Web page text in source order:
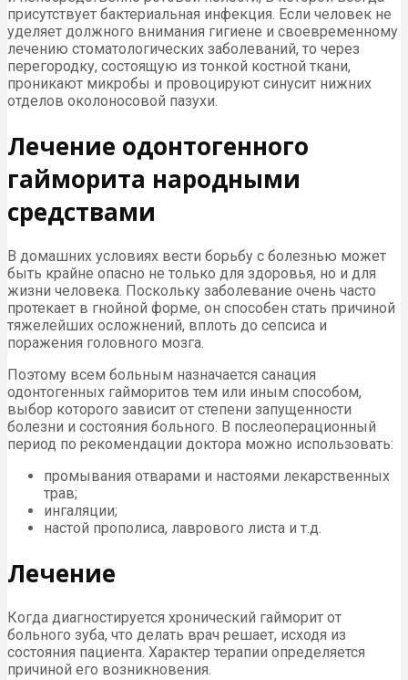
присутствует бактериальная инфекция. Если человек не
уделяет должного внимания гигиене и своевременному
лечению стоматологических заболеваний, то через
перегородку, состоящую из тонкой костной ткани,
проникают микробы и провоцируют синусит нижних
отделов околоносовой пазухи.
Лечение одонтогенного
гайморита народными
средствами
В домашних условиях вести борьбу с болезнью может
быть крайне опасно не только для здоровья, но и для
жизни человека. Поскольку заболевание очень часто
протекает в гнойной форме, он способен стать причиной
тяжелейших осложнений, вплоть до сепсиса и
поражения головного мозга.
Поэтому всем больным назначается санация
одонтогенных гайморитов тем или иным способом,
выбор которого зависит от степени запущенности
болезни и состояния больного. В послеоперационный
период по рекомендации доктора можно использовать:
промывания отварами и настоями лекарственных
трав;
ингаляции;
настой прополиса, лаврового листа и т.д.
Лечение
Когда диагностируется хронический гайморит от
больного зуба, что делать врач решает, исходя из
состояния пациента. Характер терапии определяется
причиной его возникновения.